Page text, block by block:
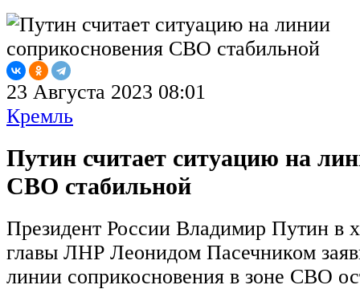
23 Августа 2023 08:01
Кремль
Путин считает ситуацию на
СВО стабильной
Президент России Владимир Путин в
главы ЛНР Леонидом Пасечником
линии соприкосновения в зоне СВО